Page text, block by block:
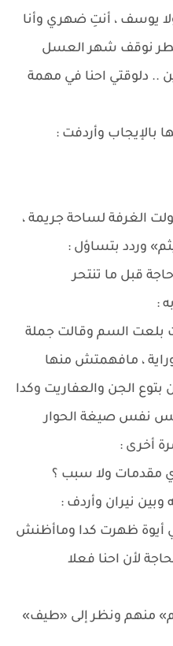
يوسف ، أنتِ ضهري وأنا
نوقف شهر العسل
.. دلوقتي احنا في مهمة
وأردفت :
الغرفة لساحة جريمة ،
وردد بتساؤل :
قبل ما تنتحر
:
بلعت السم وقالت جملة
، مافهمتش منها
الجن والعفاريت وكدا
نفس صيغة الحوار
أخرى :
مقدمات ولا سبب ؟
نيران وأردف :
أيوة ظهرت كدا وماأظنش
لأن احنا فعلا
منهم ونظر إلى «طيف»